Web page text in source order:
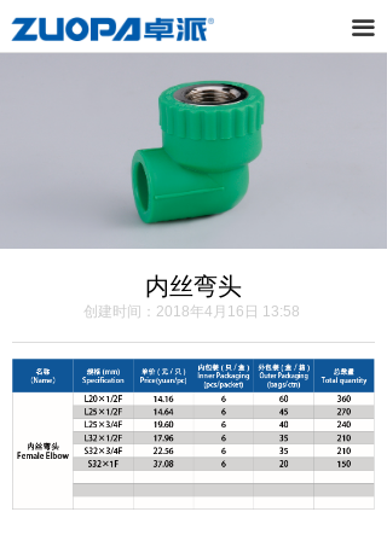
끀
内丝弯头
创建时间： 2018年4月16日 13:58